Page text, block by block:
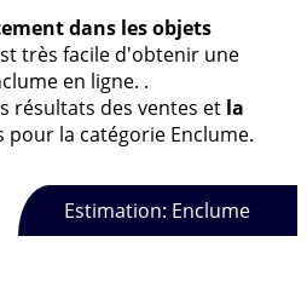
dans les objets
très facile d'obtenir une
en ligne. .
résultats des ventes et la
pour la catégorie Enclume.
Estimation: Enclume